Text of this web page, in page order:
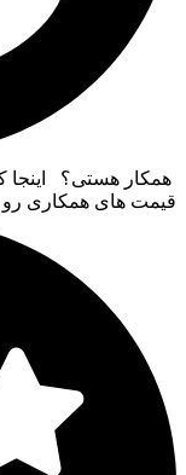
همکار هستی؟ اینجا
قیمت های همکاری رو